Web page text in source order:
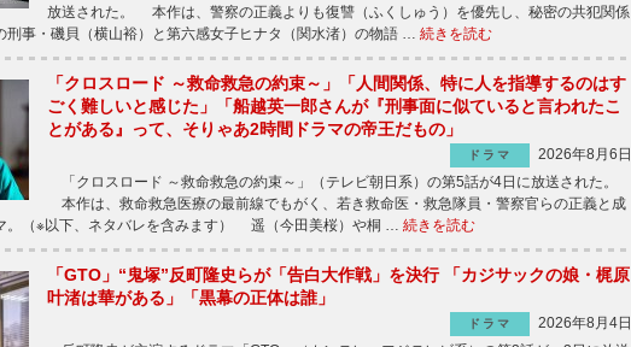
放送された。 本作は、警察の正義よりも復讐（ふくしゅう）を優先し、秘密の共犯関係
刑事・磯貝（横山裕）と第六感女子ヒナタ（関水渚）の物語 … 続きを読む
「クロスロード ～救命救急の約束～」「人間関係、特に人を指導するのはす
ごく難しいと感じた」「船越英一郎さんが『刑事面に似ていると言われたこ
とがある』って、そりゃあ2時間ドラマの帝王だもの」
ドラマ
2026年8月6日
「クロスロード ～救命救急の約束～」（テレビ朝日系）の第5話が4日に放送された。
本作は、救命救急医療の最前線でもがく、若き救命医・救急隊員・警察官らの正義と成
。（※以下、ネタバレを含みます） 遥（今田美桜）や桐 … 続きを読む
「GTO」“鬼塚”反町隆史らが「告白大作戦」を決行 「カジサックの娘・梶原
叶渚は華がある」「黒幕の正体は誰」
ドラマ
2026年8月4日